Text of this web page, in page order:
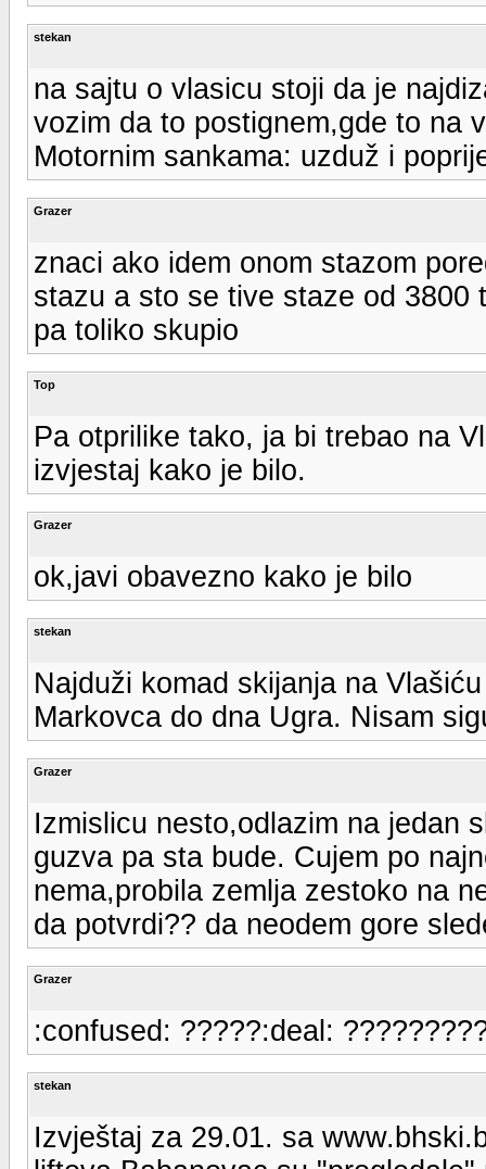
stekan
na sajtu o vlasicu stoji da je
vozim da to postignem,gde to na
Motornim sankama: uzduž i
Grazer
znaci ako idem onom stazom
stazu a sto se tive staze od 3800
pa toliko skupio
Top
Pa otprilike tako, ja bi trebao na
izvjestaj kako je bilo.
Grazer
ok,javi obavezno kako je bilo
stekan
Najduži komad skijanja na
Markovca do dna Ugra. Nisam
Grazer
Izmislicu nesto,odlazim na jedan
guzva pa sta bude. Cujem po
nema,probila zemlja zestoko na
da potvrdi?? da neodem gore
Grazer
:confused: ?????:deal:
stekan
Izvještaj za 29.01. sa